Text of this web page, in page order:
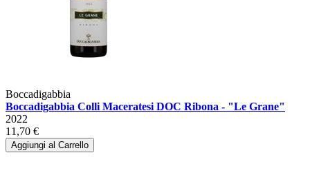
Boccadigabbia
Boccadigabbia Colli Maceratesi DOC Ribona - "Le Grane"
2022
11,70 €
Aggiungi al Carrello